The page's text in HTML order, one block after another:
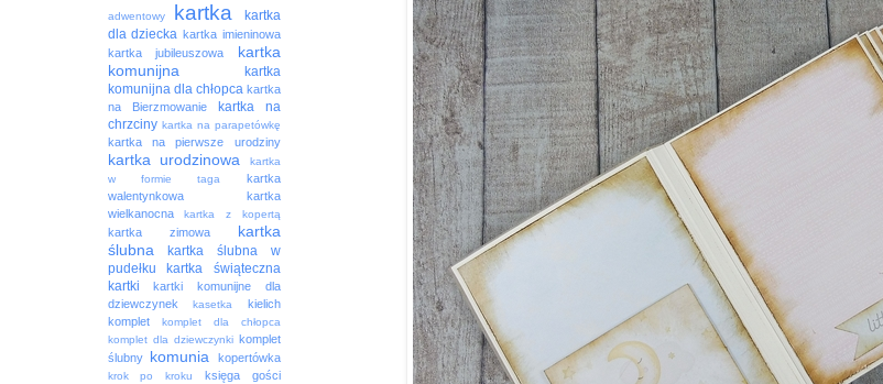
adwentowy
kartka
kartka
dla dziecka kartka imieninowa
kartka jubileuszowa
kartka
komunijna
kartka
komunijna dla chłopca kartka
na Bierzmowanie
kartka na
chrzciny kartka na parapetówkę
kartka na pierwsze urodziny
kartka urodzinowa
kartka
w formie taga
kartka
walentynkowa
kartka
wielkanocna
kartka z kopertą
kartka zimowa
kartka
ślubna
kartka ślubna w
pudełku
kartka świąteczna
kartki
kartki komunijne dla
dziewczynek
kasetka
kielich
komplet
komplet dla chłopca
komplet dla dziewczynki komplet
ślubny
komunia kopertówka
krok po kroku księga gości